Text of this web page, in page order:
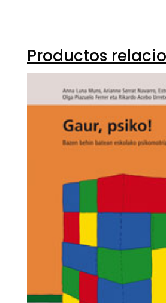
Productos